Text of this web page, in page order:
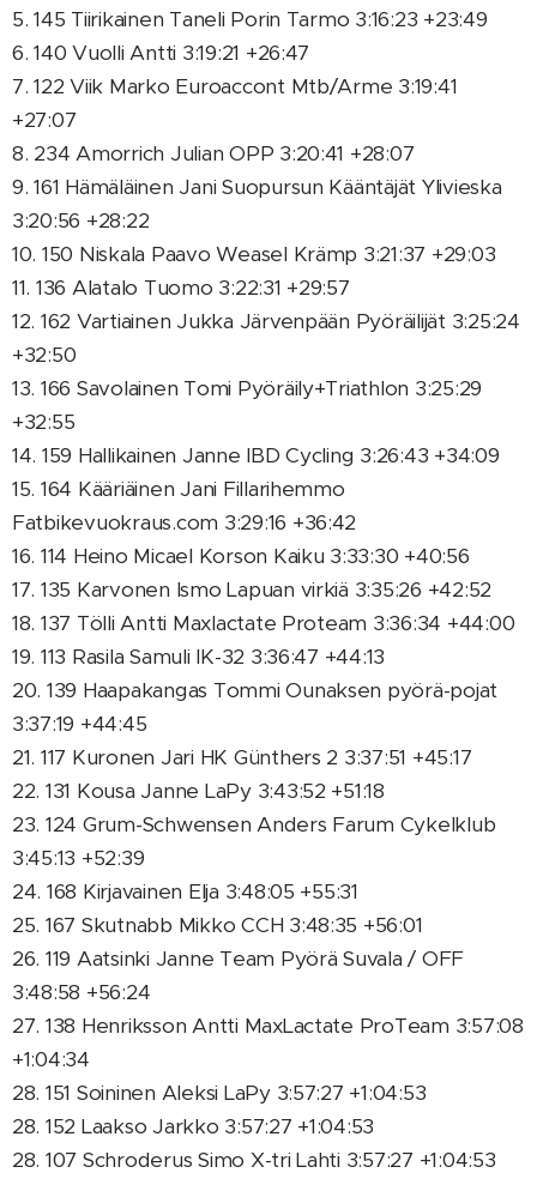
5. 145 Tiirikainen Taneli Porin Tarmo 3:16:23 +23:49
6. 140 Vuolli Antti 3:19:21 +26:47
7. 122 Viik Marko Euroaccont Mtb/Arme 3:19:41
+27:07
8. 234 Amorrich Julian OPP 3:20:41 +28:07
9. 161 Hämäläinen Jani Suopursun Kääntäjät Ylivieska
3:20:56 +28:22
10. 150 Niskala Paavo Weasel Krämp 3:21:37 +29:03
11. 136 Alatalo Tuomo 3:22:31 +29:57
12. 162 Vartiainen Jukka Järvenpään Pyöräilijät 3:25:24
+32:50
13. 166 Savolainen Tomi Pyöräily+Triathlon 3:25:29
+32:55
14. 159 Hallikainen Janne IBD Cycling 3:26:43 +34:09
15. 164 Kääriäinen Jani Fillarihemmo
Fatbikevuokraus.com 3:29:16 +36:42
16. 114 Heino Micael Korson Kaiku 3:33:30 +40:56
17. 135 Karvonen Ismo Lapuan virkiä 3:35:26 +42:52
18. 137 Tölli Antti Maxlactate Proteam 3:36:34 +44:00
19. 113 Rasila Samuli IK-32 3:36:47 +44:13
20. 139 Haapakangas Tommi Ounaksen pyörä-pojat
3:37:19 +44:45
21. 117 Kuronen Jari HK Günthers 2 3:37:51 +45:17
22. 131 Kousa Janne LaPy 3:43:52 +51:18
23. 124 Grum-Schwensen Anders Farum Cykelklub
3:45:13 +52:39
24. 168 Kirjavainen Elja 3:48:05 +55:31
25. 167 Skutnabb Mikko CCH 3:48:35 +56:01
26. 119 Aatsinki Janne Team Pyörä Suvala / OFF
3:48:58 +56:24
27. 138 Henriksson Antti MaxLactate ProTeam 3:57:08
+1:04:34
28. 151 Soininen Aleksi LaPy 3:57:27 +1:04:53
28. 152 Laakso Jarkko 3:57:27 +1:04:53
28. 107 Schroderus Simo X-tri Lahti 3:57:27 +1:04:53